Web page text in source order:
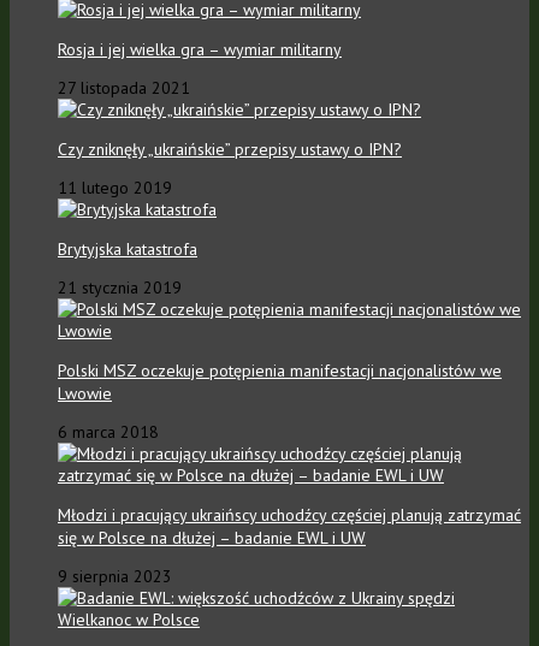
Rosja i jej wielka gra – wymiar militarny
27 listopada 2021
Czy zniknęły „ukraińskie” przepisy ustawy o IPN?
11 lutego 2019
Brytyjska katastrofa
21 stycznia 2019
Polski MSZ oczekuje potępienia manifestacji nacjonalistów we
Lwowie
6 marca 2018
Młodzi i pracujący ukraińscy uchodźcy częściej planują zatrzymać
się w Polsce na dłużej – badanie EWL i UW
9 sierpnia 2023